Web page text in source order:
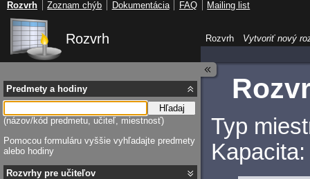
Rozvrh
Typ
Predmety a hodiny
Hľadaj
(názov/kód predmetu, učiteľ, miestnosť)
Pomocou formuláru vyššie vyhľadajte predmety
alebo hodiny
Rozvrhy pre učiteľov
Rozvrh Vytvoriť nový
Rozvrh Zoznam chýb Dokumentácia FAQ Mailing list